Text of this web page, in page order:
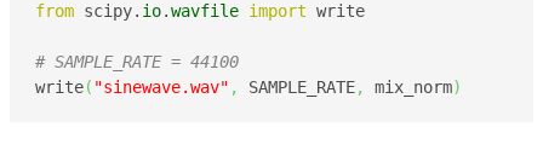
from scipy. io.wavfile import write
# SAMPLE_RATE = 44100
write( "sinewave.wav" , SAMPLE_RATE, mix_norm)